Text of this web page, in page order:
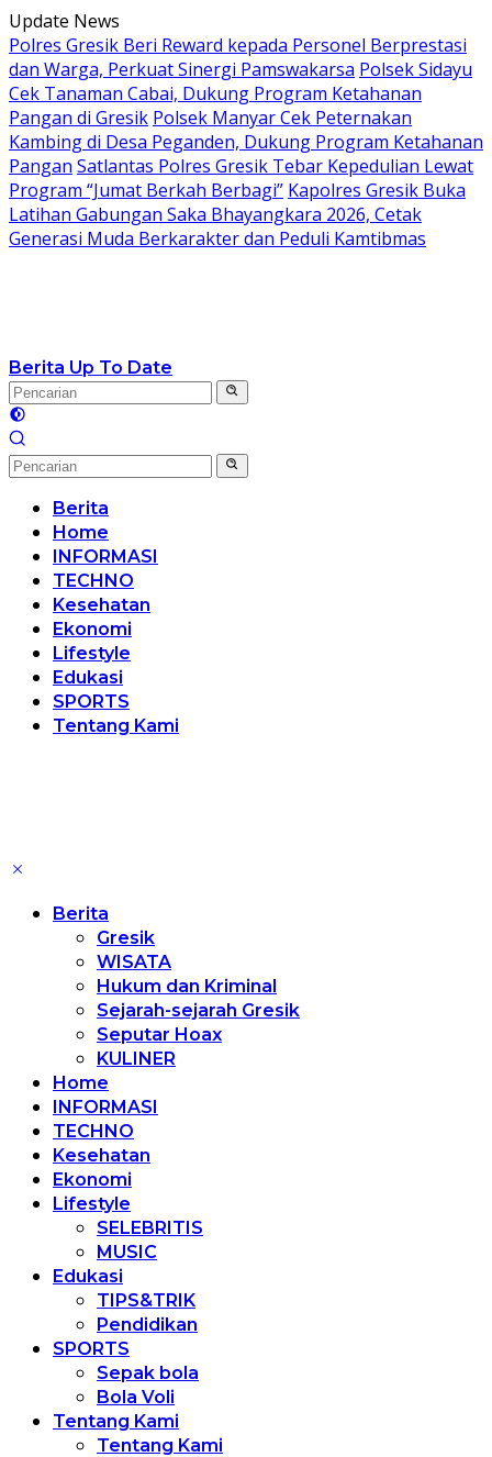
Langsung
ke
konten
Update News
Polres Gresik Beri Reward kepada Personel Berprestasi
dan Warga, Perkuat Sinergi Pamswakarsa Polsek Sidayu
Cek Tanaman Cabai, Dukung Program Ketahanan
Pangan di Gresik Polsek Manyar Cek Peternakan
Kambing di Desa Peganden, Dukung Program Ketahanan
Pangan Satlantas Polres Gresik Tebar Kepedulian Lewat
Program “Jumat Berkah Berbagi” Kapolres Gresik Buka
Latihan Gabungan Saka Bhayangkara 2026, Cetak
Generasi Muda Berkarakter dan Peduli Kamtibmas
Berita Up To Date
Berita
Home
INFORMASI
TECHNO
Kesehatan
Ekonomi
Lifestyle
Edukasi
SPORTS
Tentang Kami
Berita
Gresik
WISATA
Hukum dan Kriminal
Sejarah-sejarah Gresik
Seputar Hoax
KULINER
Home
INFORMASI
TECHNO
Kesehatan
Ekonomi
Lifestyle
SELEBRITIS
MUSIC
Edukasi
TIPS&TRIK
Pendidikan
SPORTS
Sepak bola
Bola Voli
Tentang Kami
Tentang Kami